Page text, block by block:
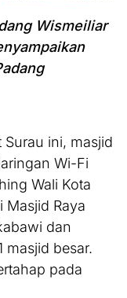
Wismeiliar
ini, masjid
Wi-Fi
Wali Kota
Masjid Raya
dan
masjid besar.
pada